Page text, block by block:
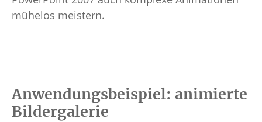
mühelos meistern.
Anwendungsbeispiel: animierte
Bildergalerie